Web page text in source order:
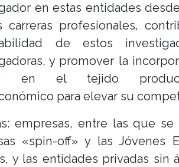
en estas entidades
carreras profesionales,
de estos
y promover la
en el tejido
para elevar su
empresas, entre las que
«spin-off» y las Jóvenes
y las entidades privadas sin